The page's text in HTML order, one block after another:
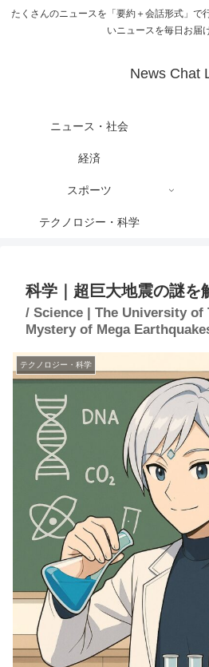
たくさんのニュースを「要約＋会話形式」で
いニュースを毎日お届
News Chat
ニュース・社会
経済
スポーツ
テクノロジー・科学
科学｜超巨大地震の謎を
/ Science | The University of
Mystery of Mega
テクノロジー・科学